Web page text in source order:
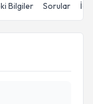
Bilgiler Sorular